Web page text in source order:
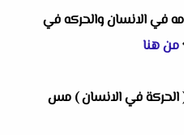
في الانسان والحركه في
من هنا
الحركة في الانسان ) مس